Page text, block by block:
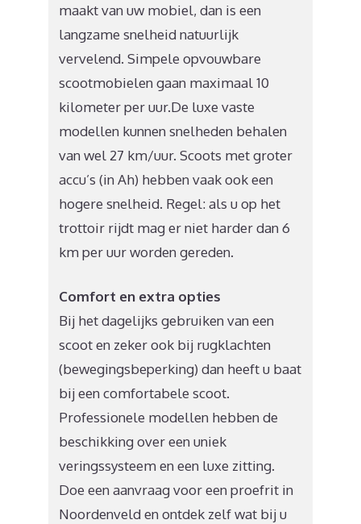
maakt van uw mobiel, dan is een
langzame snelheid natuurlijk
vervelend. Simpele opvouwbare
scootmobielen gaan maximaal 10
kilometer per uur.De luxe vaste
modellen kunnen snelheden behalen
van wel 27 km/uur. Scoots met groter
accu’s (in Ah) hebben vaak ook een
hogere snelheid. Regel: als u op het
trottoir rijdt mag er niet harder dan 6
km per uur worden gereden.
Comfort en extra opties
Bij het dagelijks gebruiken van een
scoot en zeker ook bij rugklachten
(bewegingsbeperking) dan heeft u baat
bij een comfortabele scoot.
Professionele modellen hebben de
beschikking over een uniek
veringssysteem en een luxe zitting.
Doe een aanvraag voor een proefrit in
Noordenveld en ontdek zelf wat bij u